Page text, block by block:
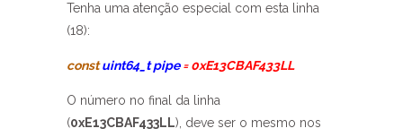
Tenha uma atenção especial com esta linha
(18):
const uint64_t pipe= 0xE13CBAF433LL
O número no final da linha
(0xE13CBAF433LL), deve ser o mesmo nos